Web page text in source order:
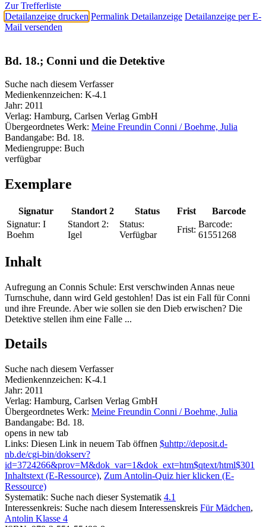
Zur Trefferliste
Detailanzeige drucken Permalink Detailanzeige Detailanzeige per E-
Mail versenden
Bd. 18.; Conni und die Detektive
Suche nach diesem Verfasser
Medienkennzeichen: K-4.1
Jahr: 2011
Verlag: Hamburg, Carlsen Verlag GmbH
Übergeordnetes Werk: Meine Freundin Conni / Boehme, Julia
Bandangabe: Bd. 18.
Mediengruppe: Buch
verfügbar
Exemplare
Signatur Standort 2 Status Frist
Barcode
Signatur: I
Boehm
Standort 2:
Igel
Status:
Verfügbar
Frist:
Barcode:
61551268
Inhalt
Aufregung an Connis Schule: Erst verschwinden Annas neue
Turnschuhe, dann wird Geld gestohlen! Das ist ein Fall für Conni
und ihre Freunde. Aber wie sollen sie den Dieb erwischen? Die
Detektive stellen ihm eine Falle ...
Details
Suche nach diesem Verfasser
Medienkennzeichen: K-4.1
Jahr: 2011
Verlag: Hamburg, Carlsen Verlag GmbH
Übergeordnetes Werk: Meine Freundin Conni / Boehme, Julia
Bandangabe: Bd. 18.
opens in new tab
Links: Diesen Link in neuem Tab öffnen $uhttp://deposit.d-
nb.de/cgi-bin/dokserv?
id=3724266&prov=M&dok_var=1&dok_ext=htm$qtext/html$301
Inhaltstext (E-Ressource), Zum Antolin-Quiz hier klicken (E-
Ressource)
Systematik: Suche nach dieser Systematik 4.1
Interessenkreis: Suche nach diesem Interessenskreis Für Mädchen,
Antolin Klasse 4